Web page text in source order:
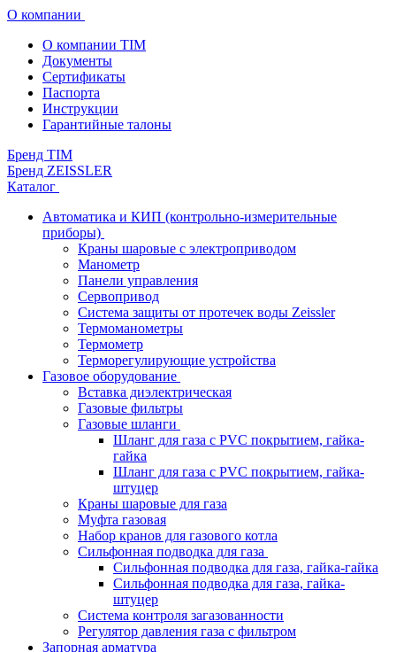
О компании
О компании TIM
Документы
Сертификаты
Паспорта
Инструкции
Гарантийные талоны
Бренд TIM
Бренд ZEISSLER
Каталог
Автоматика и КИП (контрольно-измерительные
приборы)
Краны шаровые с электроприводом
Манометр
Панели управления
Сервопривод
Система защиты от протечек воды Zeissler
Термоманометры
Термометр
Терморегулирующие устройства
Газовое оборудование
Вставка диэлектрическая
Газовые фильтры
Газовые шланги
Шланг для газа с PVC покрытием, гайка-
гайка
Шланг для газа с PVC покрытием, гайка-
штуцер
Краны шаровые для газа
Муфта газовая
Набор кранов для газового котла
Сильфонная подводка для газа
Сильфонная подводка для газа, гайка-гайка
Сильфонная подводка для газа, гайка-
штуцер
Система контроля загазованности
Регулятор давления газа с фильтром
Запорная арматура